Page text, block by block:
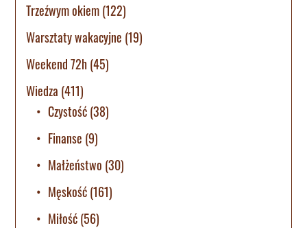
Trzeźwym okiem(122)
Warsztaty wakacyjne (19)
Weekend 72h(45)
Wiedza (411)
Czystość(38)
Finanse (9)
Małżeństwo (30)
Męskość(161)
Miłość(56)